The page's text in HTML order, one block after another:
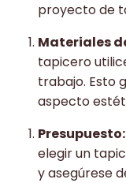
proyecto de
Materiales
tapicero
trabajo. Esto
aspecto
Presupuesto:
elegir un
y asegúrese